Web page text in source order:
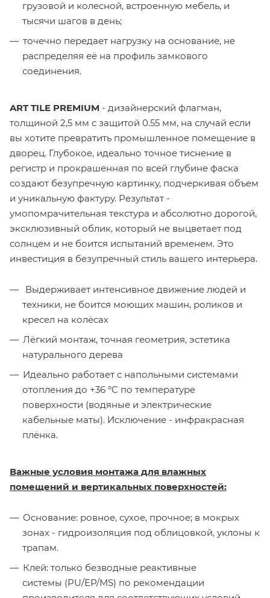
грузовой и колесной, встроенную мебель, и
тысячи шагов в день;
точечно передает нагрузку на основание, не
распределяя её на профиль замкового
соединения.
ART TILE PREMIUM - дизайнерский флагман,
толщиной 2,5 мм с защитой 0.55 мм, на случай если
вы хотите превратить промышленное помещение в
дворец. Глубокое, идеально точное тиснение в
регистр и прокрашенная по всей глубине фаска
создают безупречную картинку, подчеркивая объем
и уникальную фактуру. Результат -
умопомрачительная текстура и абсолютно дорогой,
эксклюзивный облик, который не выцветает под
солнцем и не боится испытаний временем. Это
инвестиция в безупречный стиль вашего интерьера.
Выдерживает интенсивное движение людей и
техники, не боится моющих машин, роликов и
кресел на колёсах
Лёгкий монтаж, точная геометрия, эстетика
натурального дерева
Идеально работает с напольными системами
отопления до +36 °C по температуре
поверхности (водяные и электрические
кабельные маты). Исключение - инфракрасная
плёнка.
Важные условия монтажа для влажных
помещений и вертикальных поверхностей:
Основание: ровное, сухое, прочное; в мокрых
зонах - гидроизоляция под облицовкой, уклоны к
трапам.
Клей: только безводные реактивные
системы (PU/EP/MS) по рекомендации